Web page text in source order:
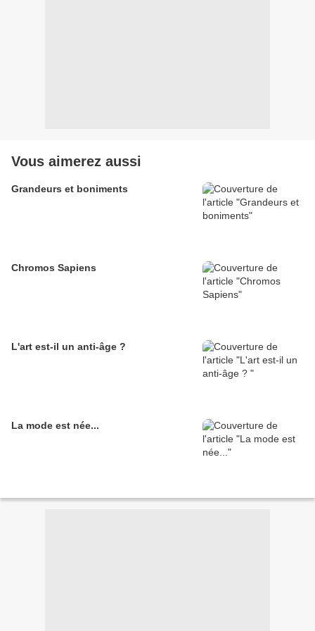
Vous aimerez aussi
Grandeurs et boniments
Chromos Sapiens
L'art est-il un anti-âge ?
La mode est née...